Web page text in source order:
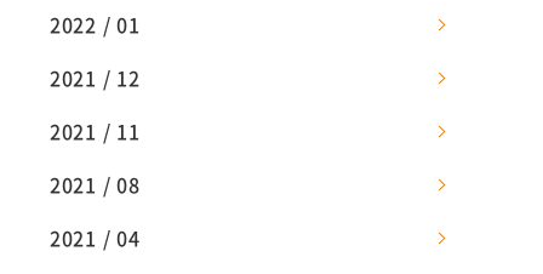
2022 / 01
2021 / 12
2021 / 11
2021 / 08
2021 / 04